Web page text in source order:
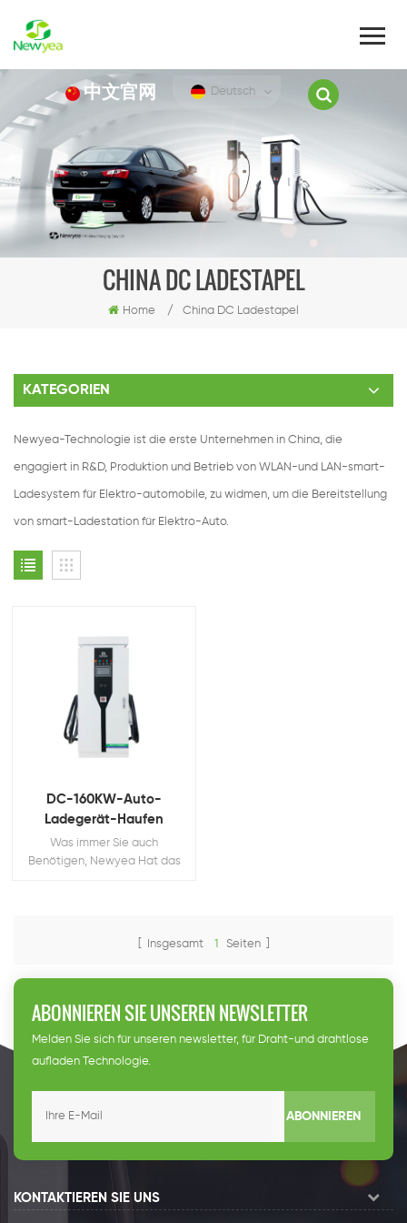
中文官网 Deutsch
CHINA DC LADESTAPEL
Home / China DC Ladestapel
KATEGORIEN
Newyea-Technologie ist die erste Unternehmen in China, die
engagiert in R&D, Produktion und Betrieb von WLAN-und LAN-smart-
Ladesystem für Elektro-automobile, zu widmen, um die Bereitstellung
von smart-Ladestation für Elektro-Auto.
DC-160KW-Auto-
Ladegerät-Haufen
Was immer Sie auch
Benötigen, Newyea Hat das
[ Insgesamt 1 Seiten ]
ABONNIEREN SIE UNSEREN NEWSLETTER
Melden Sie sich für unseren newsletter, für Draht-und drahtlose
aufladen Technologie.
ABONNIEREN
KONTAKTIEREN SIE UNS